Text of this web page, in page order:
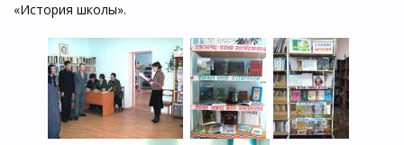
«История школы».